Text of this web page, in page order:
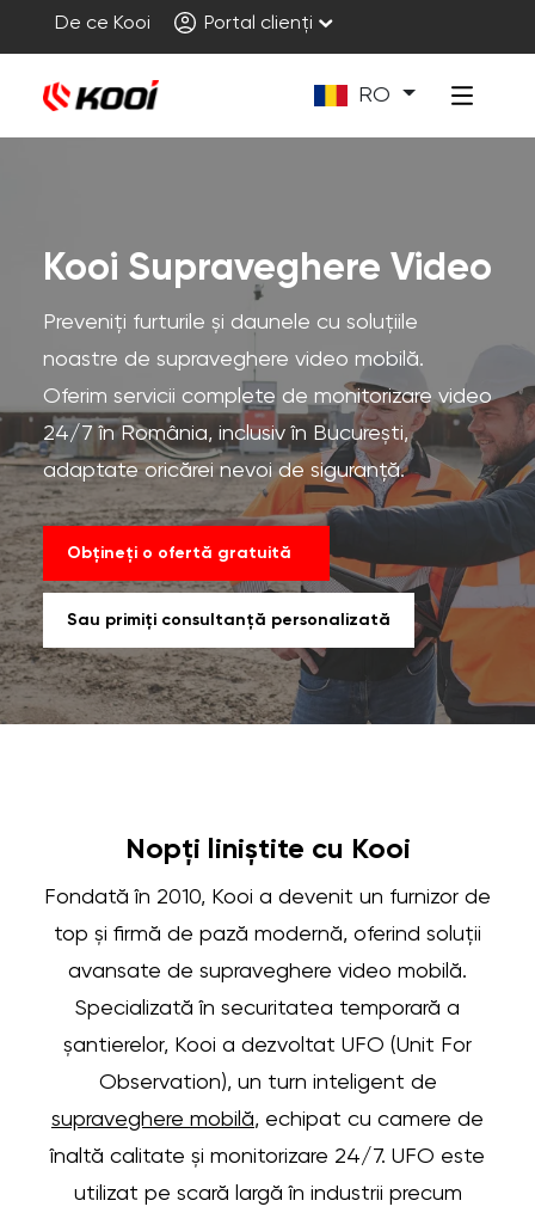
De ce Kooi Portal clienți
RO
Kooi Supraveghere Video
Preveniți furturile și daunele cu soluțiile
noastre de supraveghere video mobilă.
Oferim servicii complete de monitorizare video
24/7 în România, inclusiv în București,
adaptate oricărei nevoi de siguranță.
Obțineți o ofertă gratuită
Sau primiți consultanță personalizată
Nopți liniștite cu Kooi
Fondată în 2010, Kooi a devenit un furnizor de
top și firmă de pază modernă, oferind soluții
avansate de supraveghere video mobilă.
Specializată în securitatea temporară a
șantierelor, Kooi a dezvoltat UFO (Unit For
Observation), un turn inteligent de
supraveghere mobilă, echipat cu camere de
înaltă calitate și monitorizare 24/7. UFO este
utilizat pe scară largă în industrii precum